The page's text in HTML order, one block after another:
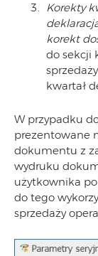
Korekty
korekt
do sekcji
kwartał
W przypadku
prezentowane
dokumentu z
wydruku
użytkownika
do tego
sprzedaży